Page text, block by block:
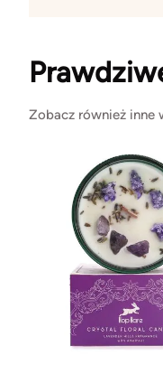
Zobacz również inne